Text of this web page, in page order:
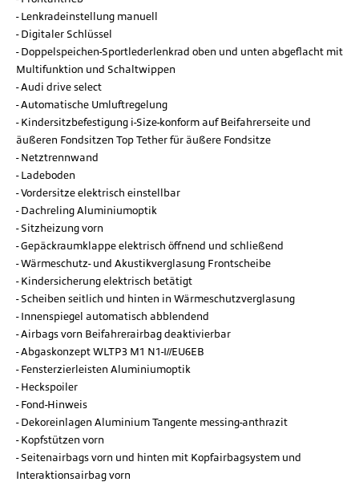
Lenkradeinstellung manuell
Digitaler Schlüssel
Doppelspeichen-Sportlederlenkrad oben und unten abgeflacht mit
Multifunktion und Schaltwippen
Audi drive select
Automatische Umluftregelung
Kindersitzbefestigung i-Size-konform auf Beifahrerseite und
äußeren Fondsitzen Top Tether für äußere Fondsitze
Netztrennwand
Ladeboden
Vordersitze elektrisch einstellbar
Dachreling Aluminiumoptik
Sitzheizung vorn
Gepäckraumklappe elektrisch öffnend und schließend
Wärmeschutz- und Akustikverglasung Frontscheibe
Kindersicherung elektrisch betätigt
Scheiben seitlich und hinten in Wärmeschutzverglasung
Innenspiegel automatisch abblendend
Airbags vorn Beifahrerairbag deaktivierbar
Abgaskonzept WLTP3 M1 N1-I//EU6EB
Fensterzierleisten Aluminiumoptik
Heckspoiler
Fond-Hinweis
Dekoreinlagen Aluminium Tangente messing-anthrazit
Kopfstützen vorn
Seitenairbags vorn und hinten mit Kopfairbagsystem und
Interaktionsairbag vorn